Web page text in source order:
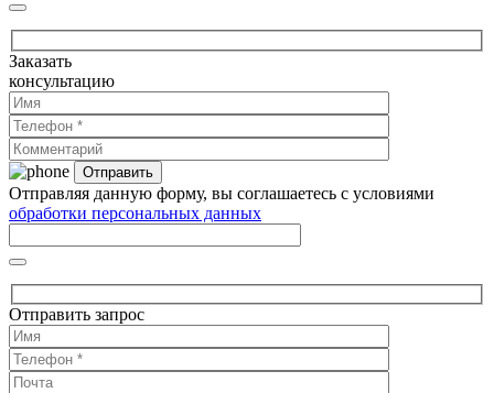
Заказать
консультацию
Отправляя данную форму, вы соглашаетесь с условиями
обработки персональных данных
Отправить запрос